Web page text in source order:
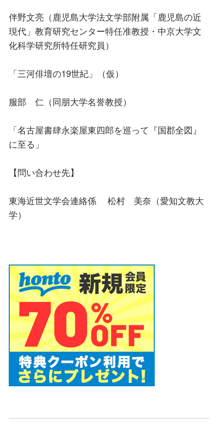
伴野文亮（鹿児島大学法文学部附属「鹿児島の近
現代」教育研究センター特任准教授・中京大学文
化科学研究所特任研究員）
「三河俳壇の19世紀」（仮）
服部 仁（同朋大学名誉教授）
「名古屋書肆永楽屋東四郎を巡って『国郡全図』
に至る」
【問い合わせ先】
東海近世文学会連絡係 松村 美奈（愛知文教大
学）